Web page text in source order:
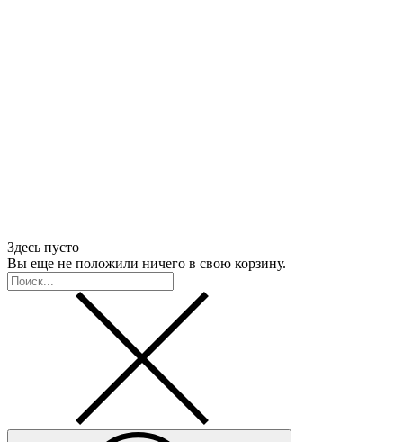
Здесь пусто
Вы еще не положили ничего в свою корзину.